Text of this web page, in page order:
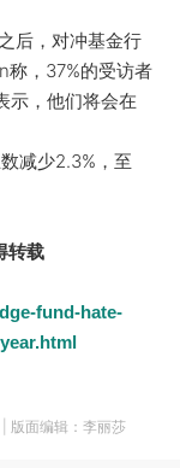
后，对冲基金行
称，37%的受访者
示，他们将会在
减少2.3%，至
转载
fund-hate-
版面编辑：李丽莎